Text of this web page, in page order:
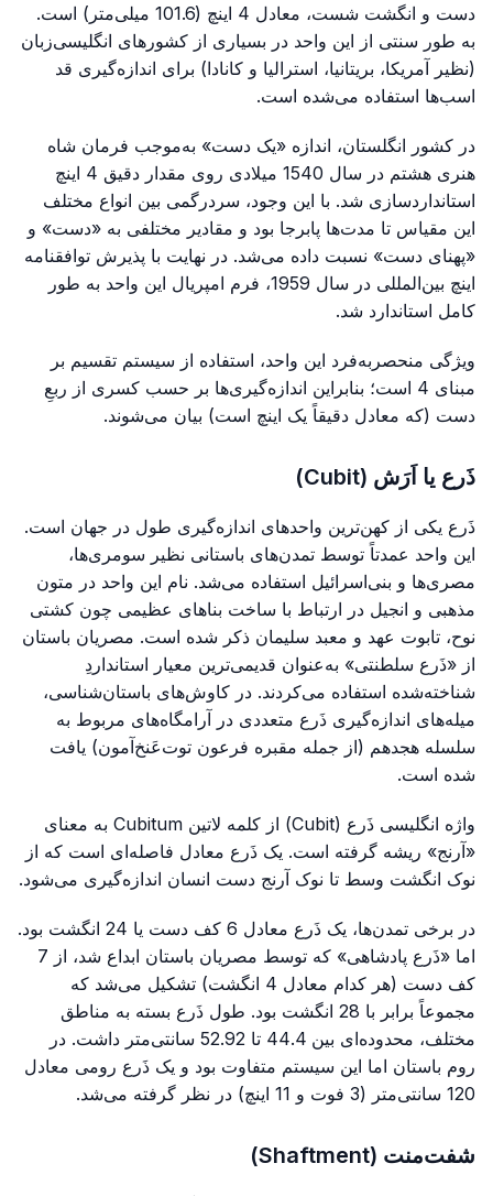
دست و انگشت شست، معادل 4 اینچ (101.6 میلی‌متر) است.
به طور سنتی از این واحد در بسیاری از کشورهای انگلیسی‌زبان
(نظیر آمریکا، بریتانیا، استرالیا و کانادا) برای اندازه‌گیری قد
اسب‌ها استفاده می‌شده است.
در کشور انگلستان، اندازه «یک دست» به‌موجب فرمان شاه
هنری هشتم در سال 1540 میلادی روی مقدار دقیق 4 اینچ
استانداردسازی شد. با این وجود، سردرگمی بین انواع مختلف
این مقیاس تا مدت‌ها پابرجا بود و مقادیر مختلفی به «دست» و
«پهنای دست» نسبت داده می‌شد. در نهایت با پذیرش توافقنامه
اینچ بین‌المللی در سال 1959، فرم امپریال این واحد به طور
کامل استاندارد شد.
ویژگی منحصربه‌فرد این واحد، استفاده از سیستم تقسیم بر
مبنای 4 است؛ بنابراین اندازه‌گیری‌ها بر حسب کسری از ربعِ
دست (که معادل دقیقاً یک اینچ است) بیان می‌شوند.
ذَرع یا اَرَش (Cubit)
ذَرع یکی از کهن‌ترین واحدهای اندازه‌گیری طول در جهان است.
این واحد عمدتاً توسط تمدن‌های باستانی نظیر سومری‌ها،
مصری‌ها و بنی‌اسرائیل استفاده می‌شد. نام این واحد در متون
مذهبی و انجیل در ارتباط با ساخت بناهای عظیمی چون کشتی
نوح، تابوت عهد و معبد سلیمان ذکر شده است. مصریان باستان
از «ذَرع سلطنتی» به‌عنوان قدیمی‌ترین معیار استانداردِ
شناخته‌شده استفاده می‌کردند. در کاوش‌های باستان‌شناسی،
میله‌های اندازه‌گیری ذَرع متعددی در آرامگاه‌های مربوط به
سلسله هجدهم (از جمله مقبره فرعون توت‌عَنخ‌آمون) یافت
شده است.
واژه انگلیسی ذَرع (Cubit) از کلمه لاتین Cubitum به معنای
«آرنج» ریشه گرفته است. یک ذَرع معادل فاصله‌ای است که از
نوک انگشت وسط تا نوک آرنج دست انسان اندازه‌گیری می‌شود.
در برخی تمدن‌ها، یک ذَرع معادل 6 کف دست یا 24 انگشت بود.
اما «ذَرع پادشاهی» که توسط مصریان باستان ابداع شد، از 7
کف دست (هر کدام معادل 4 انگشت) تشکیل می‌شد که
مجموعاً برابر با 28 انگشت بود. طول ذَرع بسته به مناطق
مختلف، محدوده‌ای بین 44.4 تا 52.92 سانتی‌متر داشت. در
روم باستان اما این سیستم متفاوت بود و یک ذَرع رومی معادل
120 سانتی‌متر (3 فوت و 11 اینچ) در نظر گرفته می‌شد.
شفت‌منت (Shaftment)